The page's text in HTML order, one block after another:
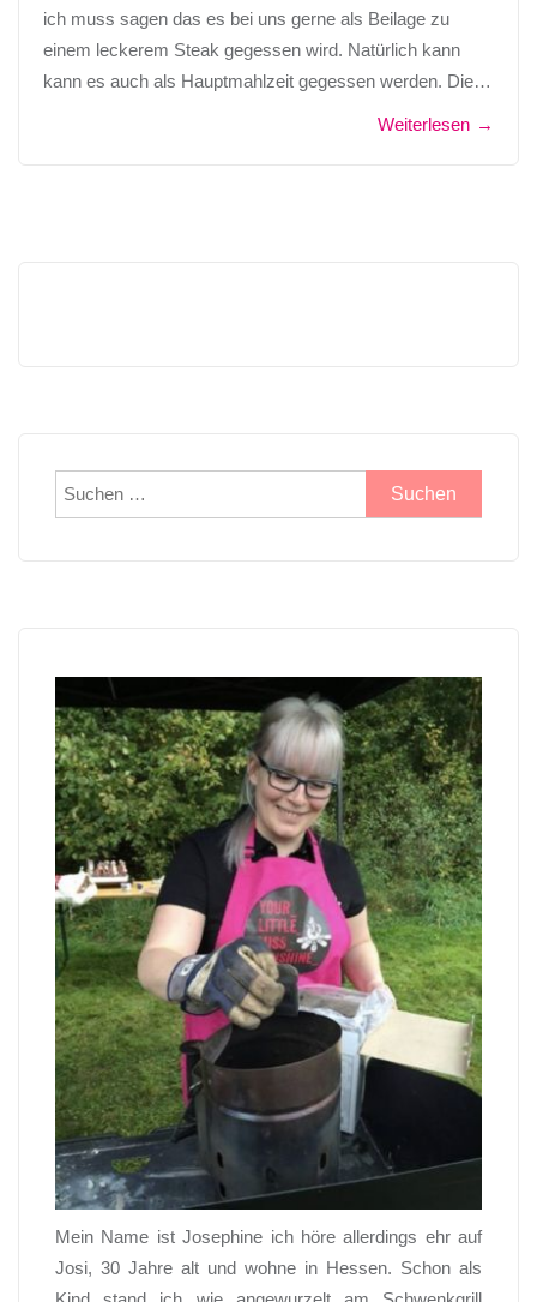
ich muss sagen das es bei uns gerne als Beilage zu
einem leckerem Steak gegessen wird. Natürlich kann
kann es auch als Hauptmahlzeit gegessen werden. Die…
Weiterlesen →
Suchen
nach:
Mein Name ist Josephine ich höre allerdings ehr auf
Josi, 30 Jahre alt und wohne in Hessen. Schon als